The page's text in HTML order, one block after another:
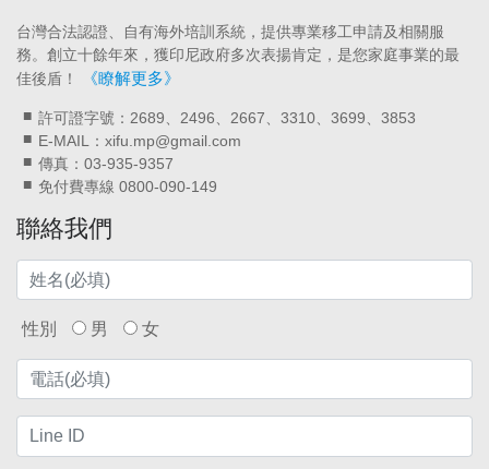
台灣合法認證、自有海外培訓系統，提供專業移工申請及相關服
務。創立十餘年來，獲印尼政府多次表揚肯定，是您家庭事業的最
佳後盾！
《瞭解更多》
許可證字號：2689、2496、2667、3310、3699、3853
E-MAIL：xifu.mp@gmail.com
傳真：03-935-9357
免付費專線 0800-090-149
聯絡我們
性別 男 女